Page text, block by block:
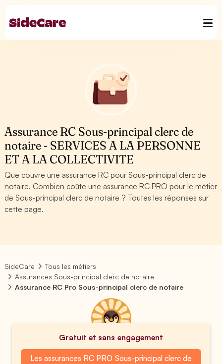
Assurance RC Sous-principal clerc de
notaire - SERVICES A LA PERSONNE
ET A LA COLLECTIVITE
Que couvre une assurance RC pour Sous-principal clerc de
notaire. Combien coûte une assurance RC PRO pour le métier
de Sous-principal clerc de notaire ? Toutes les réponses sur
cette page.
SideCare
Tous les métiers
Assurances Sous-principal clerc de notaire
Assurance RC Pro Sous-principal clerc de notaire
Gratuit et sans engagement
Les assurances RC PRO Sous-principal clerc de